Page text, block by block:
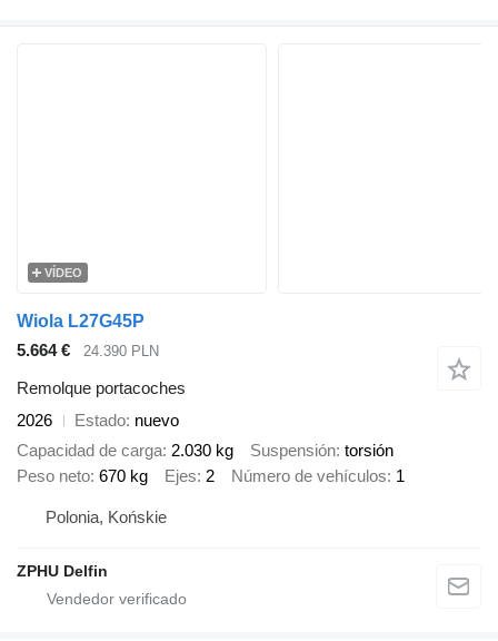
VÍDEO
Wiola L27G45P
5.664 €
24.390 PLN
Remolque portacoches
2026
Estado nuevo
Capacidad de carga 2.030 kg Suspensión torsión
Peso neto 670 kg Ejes 2 Número de vehículos 1
Polonia, Końskie
ZPHU Delfin